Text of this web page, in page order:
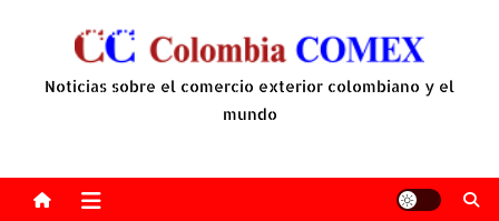
Noticias sobre el comercio exterior colombiano y el
mundo